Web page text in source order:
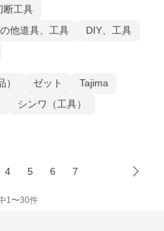
断工具
他道具、工具
DIY、工具
ゼット
Tajima
シンワ（工具）
4 5 6 7
1〜30件